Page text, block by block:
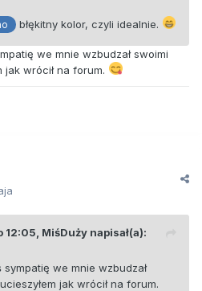
błękitny kolor, czyli idealnie.
we mnie wzbudzał swoimi
jak wrócił na forum.
MiśDuży napisał(a):
sympatię we mnie wzbudzał
jak wrócił na forum.